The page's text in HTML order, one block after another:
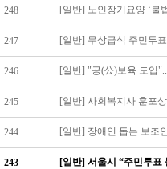
248 [일반] 노인장기요양 ‘불
247 [일반] 무상급식 주민투
246 [일반] "공(公)보육 도입
245 [일반] 사회복지사 훈포
244 [일반] 장애인 돕는 보조
243 [일반] 서울시 “주민투표